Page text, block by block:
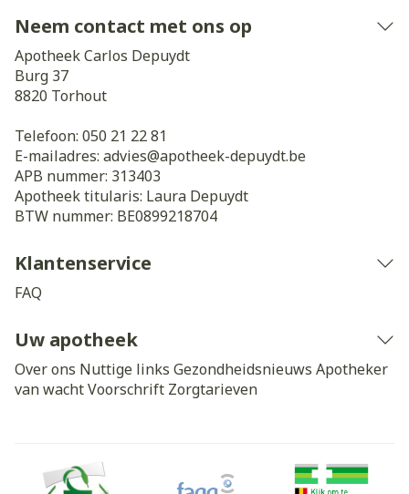
Neem contact met ons op
Apotheek Carlos Depuydt
Burg 37
8820 Torhout
Telefoon: 050 21 22 81
E-mailadres: advies@apotheek-depuydt.be
APB nummer: 313403
Apotheek titularis: Laura Depuydt
BTW nummer: BE0899218704
Klantenservice
FAQ
Uw apotheek
Over ons Nuttige links Gezondheidsnieuws Apotheker
van wachtVoorschrift Zorgtarieven